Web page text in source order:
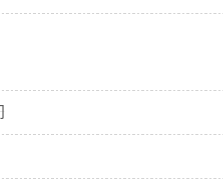
度） Solvay索尔维（比利时）